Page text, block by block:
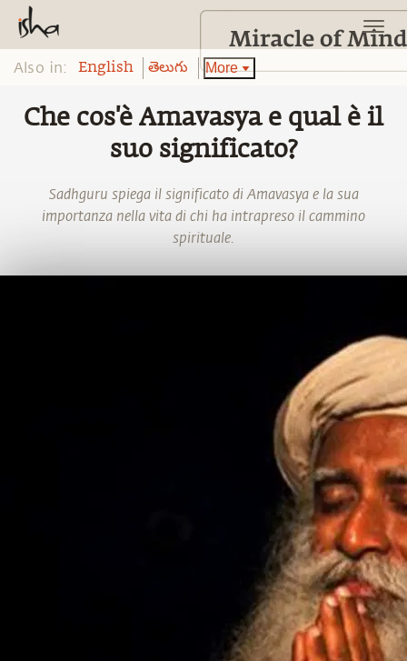
Also in: English తెలుగు More
Che cos'è Amavasya e qual è il
suo significato?
Sadhguru spiega il significato di Amavasya e la sua
importanza nella vita di chi ha intrapreso il cammino
spirituale.